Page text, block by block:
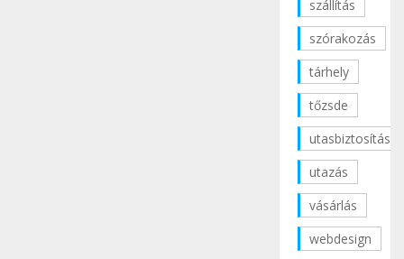
szállítás
szórakozás
tárhely
tőzsde
utasbiztosítás
utazás
vásárlás
webdesign